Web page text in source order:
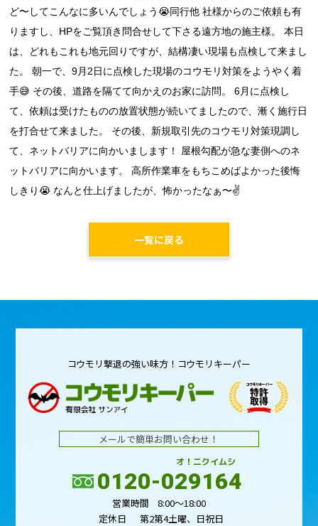
ど〜してこんなに多いんでしょう😭同行他 社様からのご依頼も有
りますし、HPをご覧頂き問合せして下さる遠方地の施主様。 本日
は、どれもこれも地元回りですが、結構凄い現場も点検して来まし
た。 朝一で、9月2日に点検した現場のコウモリ対策をようやく着
手😅 その後、道路を隔てて向かえのお家に訪問。 6月に点検し
て、依頼は受けたものの放置状態が続いてましたので、漸く施行日
を打合せて来ました。 その後、新規取引先のコウモリ対策現調し
て、ネットバリアに向かいまします！ 屋根勾配が急な妻側へのネ
ットバリアに向かいます。 高所作業車をもちこめばよかった後悔
しきり😭 なんと仕上げましたが、怖かったなぁ〜✌️
一覧に戻る
コウモリ撃退の強い味方！コウモリキーパー
メールで簡単お問い合わせ！
オ！ニクイムシ
0120-029164
営業時間
8:00～18:00
定休日
第2第4土曜、日祝日